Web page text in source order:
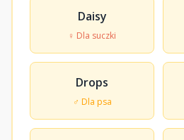
Daisy
♀ Dla suczki
Drops
♂ Dla psa